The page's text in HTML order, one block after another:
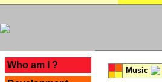
Who am I ?
Music